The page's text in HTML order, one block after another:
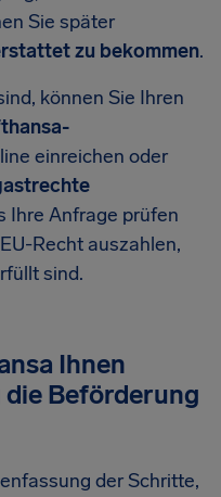
Sie später
zu bekommen.
können Sie Ihren
einreichen oder
Ihre Anfrage prüfen
Recht auszahlen,
sind.
Ihnen
Beförderung
der Schritte,